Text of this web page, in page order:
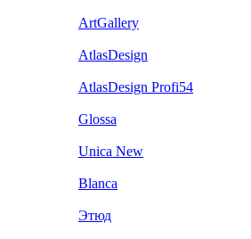
ArtGallery
AtlasDesign
AtlasDesign Profi54
Glossa
Unica New
Blanca
Этюд